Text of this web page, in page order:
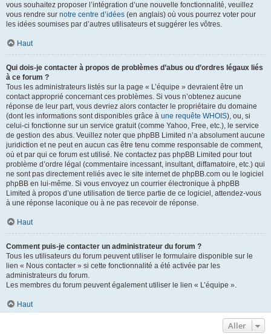
vous souhaitez proposer l’intégration d’une nouvelle fonctionnalité, veuillez
vous rendre sur notre centre d’idées (en anglais) où vous pourrez voter pour
les idées soumises par d’autres utilisateurs et suggérer les vôtres.
Haut
Qui dois-je contacter à propos de problèmes d’abus ou d’ordres légaux liés
à ce forum ?
Tous les administrateurs listés sur la page « L’équipe » devraient être un
contact approprié concernant ces problèmes. Si vous n’obtenez aucune
réponse de leur part, vous devriez alors contacter le propriétaire du domaine
(dont les informations sont disponibles grâce à une requête WHOIS), ou, si
celui-ci fonctionne sur un service gratuit (comme Yahoo, Free, etc.), le service
de gestion des abus. Veuillez noter que phpBB Limited n’a absolument aucune
juridiction et ne peut en aucun cas être tenu comme responsable de comment,
où et par qui ce forum est utilisé. Ne contactez pas phpBB Limited pour tout
problème d’ordre légal (commentaire incessant, insultant, diffamatoire, etc.) qui
ne sont pas directement reliés avec le site internet de phpBB.com ou le logiciel
phpBB en lui-même. Si vous envoyez un courrier électronique à phpBB
Limited à propos d’une utilisation de tierce partie de ce logiciel, attendez-vous
à une réponse laconique ou à ne pas recevoir de réponse.
Haut
Comment puis-je contacter un administrateur du forum ?
Tous les utilisateurs du forum peuvent utiliser le formulaire disponible sur le
lien « Nous contacter » si cette fonctionnalité a été activée par les
administrateurs du forum.
Les membres du forum peuvent également utiliser le lien « L’équipe ».
Haut
Aller